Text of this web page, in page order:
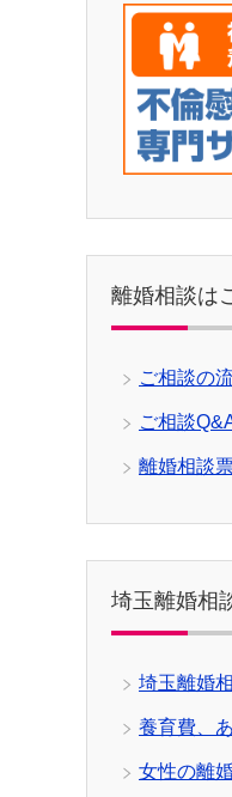
離婚相談は
ご相談の
ご相談
離婚相談
埼玉離婚相
埼玉離婚
養育費、
女性の離